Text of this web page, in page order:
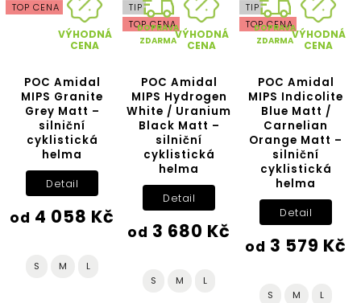
TOP CENA
VÝHODNÁ
CENA
POC Amidal
MIPS Granite
Grey Matt –
silniční
cyklistická
helma
od 4 058 Kč
Detail
S M L
TIP
TOP CENA
DOPRAVA
ZDARMAVÝHODNÁ
CENA
POC Amidal
MIPS Hydrogen
White / Uranium
Black Matt –
silniční
cyklistická
helma
od 3 680 Kč
Detail
S M L
TIP
TOP CENA
DOPRAVA
ZDARMAVÝHODNÁ
CENA
POC Amidal
MIPS Indicolite
Blue Matt /
Carnelian
Orange Matt –
silniční
cyklistická
helma
od 3 579 Kč
Detail
S M L